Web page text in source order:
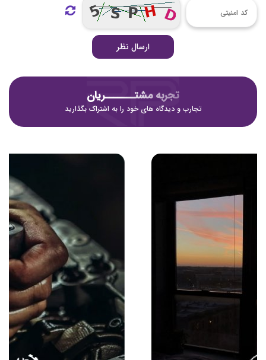
ارسال نظر
تجربه مشتـــــــریان
تجارب و دیدگاه های خود را به اشتراک بگذارید